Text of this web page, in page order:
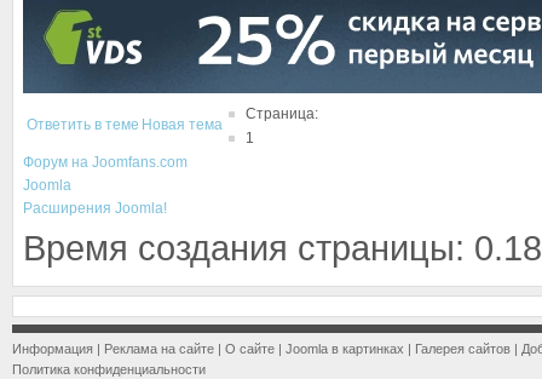
Ответить в теме Новая тема
Страница:
1
Форум на Joomfans.com
Joomla
Расширения Joomla!
Время создания страницы:
Информация | Реклама на сайте | О сайте | Joomla в картинках | Галерея сайтов |
Политика конфиденциальности